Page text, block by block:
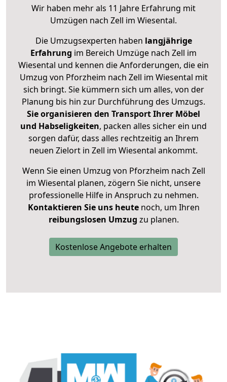
Wir haben mehr als 11 Jahre Erfahrung mit
Umzügen nach Zell im Wiesental.
Die Umzugsexperten haben langjährige
Erfahrung im Bereich Umzüge nach Zell im
Wiesental und kennen die Anforderungen, die ein
Umzug von Pforzheim nach Zell im Wiesental mit
sich bringt. Sie kümmern sich um alles, von der
Planung bis hin zur Durchführung des Umzugs.
Sie organisieren den Transport Ihrer Möbel
und Habseligkeiten, packen alles sicher ein und
sorgen dafür, dass alles rechtzeitig an Ihrem
neuen Zielort in Zell im Wiesental ankommt.
Wenn Sie einen Umzug von Pforzheim nach Zell
im Wiesental planen, zögern Sie nicht, unsere
professionelle Hilfe in Anspruch zu nehmen.
Kontaktieren Sie uns heutenoch, um Ihren
reibungslosen Umzug zu planen.
Kostenlose Angebote erhalten